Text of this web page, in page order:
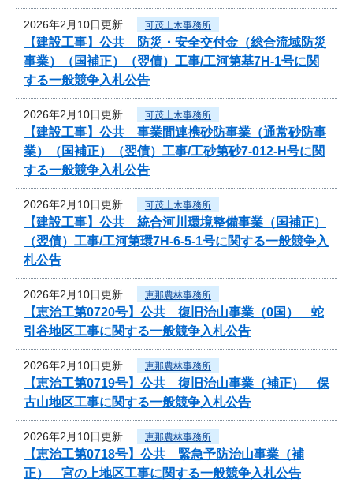
2026年2月10日更新 可茂土木事務所
【建設工事】公共 防災・安全交付金（総合流域防災
事業）（国補正）（翌債）工事/工河第基7H-1号に関
する一般競争入札公告
2026年2月10日更新 可茂土木事務所
【建設工事】公共 事業間連携砂防事業（通常砂防事
業）（国補正）（翌債）工事/工砂第砂7-012‐H号に関
する一般競争入札公告
2026年2月10日更新 可茂土木事務所
【建設工事】公共 統合河川環境整備事業（国補正）
（翌債）工事/工河第環7H-6-5-1号に関する一般競争入
札公告
2026年2月10日更新 恵那農林事務所
【恵治工第0720号】公共 復旧治山事業（0国） 蛇
引谷地区工事に関する一般競争入札公告
2026年2月10日更新 恵那農林事務所
【恵治工第0719号】公共 復旧治山事業（補正） 保
古山地区工事に関する一般競争入札公告
2026年2月10日更新 恵那農林事務所
【恵治工第0718号】公共 緊急予防治山事業（補
正） 宮の上地区工事に関する一般競争入札公告